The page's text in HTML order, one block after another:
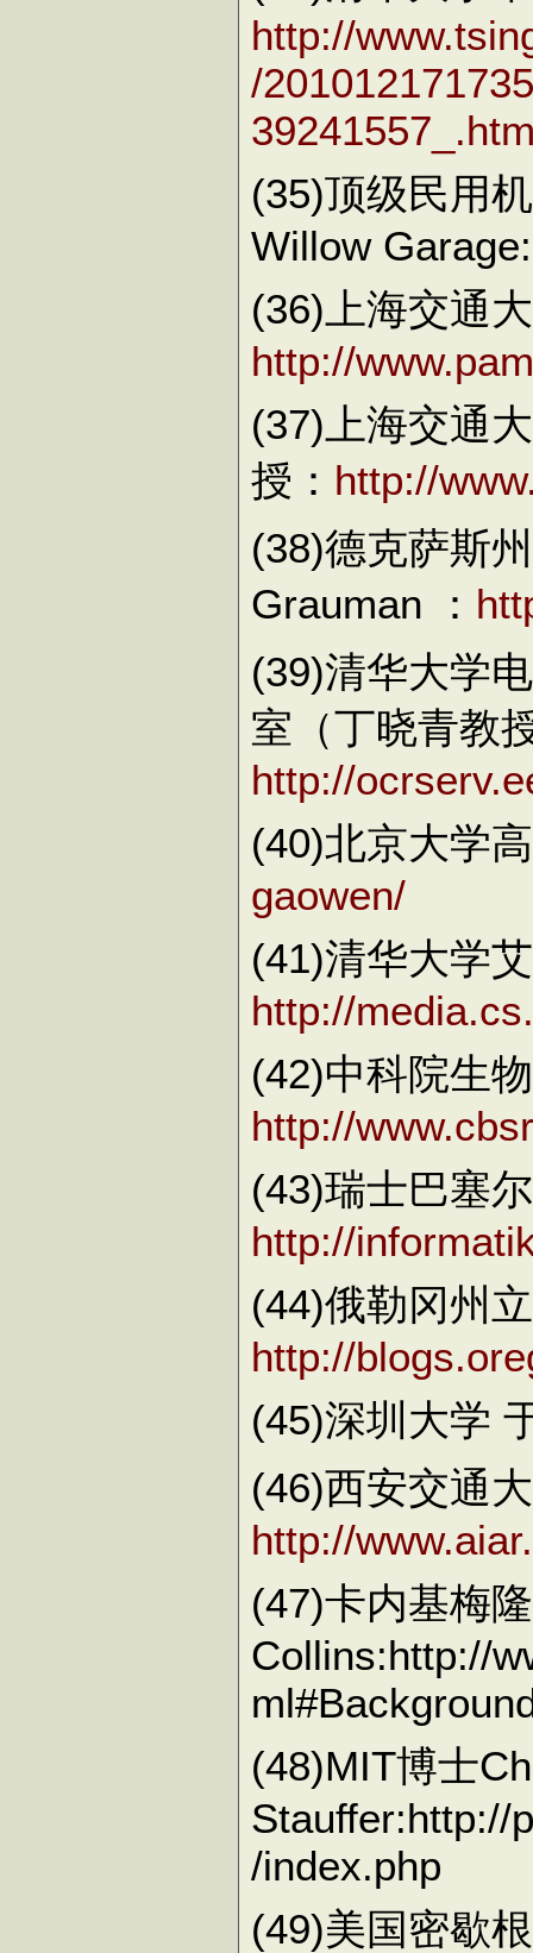
http://
/
(35)顶级民用
Willow
(36)上海交通
http://
(37)上海交通
授： http://
(38)德克萨斯
Grauman ：
(39)清华大学
室（丁晓青教
http://
(40)北京大学
gaowen/
(41)清华大学
http://
(42)中科院生
http://
(43)瑞士巴塞
http://
(44)俄勒冈州
http://
(45)深圳大学
(46)西安交通
http://
(47)卡内基梅
Collins:http://
(48)MIT博士
Stauffer:http://
/index.php
(49)美国密歇